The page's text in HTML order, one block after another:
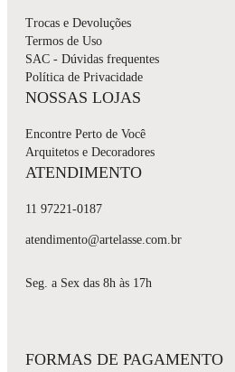
Trocas e Devoluções
Termos de Uso
SAC - Dúvidas frequentes
Política de Privacidade
NOSSAS LOJAS
Encontre Perto de Você
Arquitetos e Decoradores
ATENDIMENTO
11 97221-0187
atendimento@artelasse.com.br
Seg. a Sex das 8h às 17h
FORMAS DE PAGAMENTO